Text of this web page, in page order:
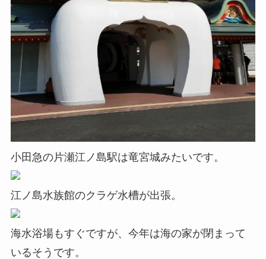
小田急の片瀬江ノ島駅は竜宮城みたいです。
江ノ島水族館のクラゲ水槽が出張。
海水浴場もすぐですが、今年は海の家が閉まって
いるそうです。